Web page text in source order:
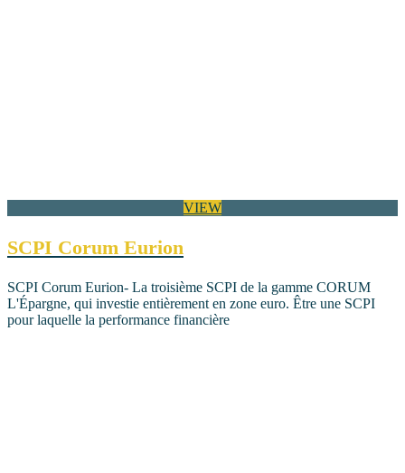
VIEW
SCPI Corum Eurion
SCPI Corum Eurion- La troisième SCPI de la gamme CORUM
L'Épargne, qui investie entièrement en zone euro. Être une SCPI
pour laquelle la performance financière